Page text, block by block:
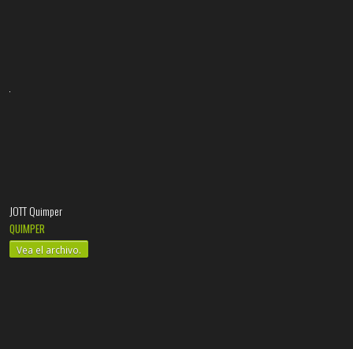
JOTT Quimper
QUIMPER
Vea el archivo.